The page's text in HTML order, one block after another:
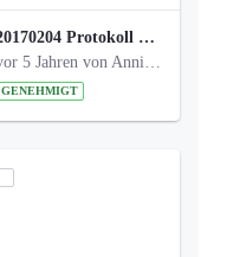
20170204 Protokoll Workshop 2 Promenade Schloßstraße .pdf
vor 5 Jahren von Anni Schlumberger
GENEHMIGT